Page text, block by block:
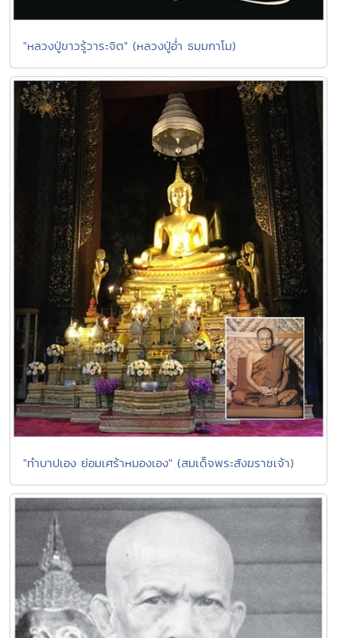
"หลวงปู่ขาวรู้วาระจิต" (หลวงปู่อ่ำ ธมฺมกาโม)
"ทำบาปเอง ย่อมเศร้าหมองเอง" (สมเด็จพระสังฆราชเจ้า)